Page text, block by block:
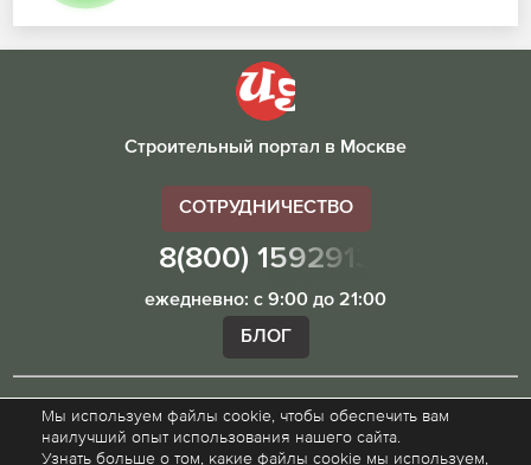
Строительный портал в Москве
СОТРУДНИЧЕСТВО
8(800) 1592913
ежедневно: с 9:00 до 21:00
БЛОГ
Внимание! Наш сайт ugibddmo.ru, носит исключительно
информационный характер и не является публичной
Мы используем файлы cookie, чтобы обеспечить вам
наилучший опыт использования нашего сайта.
Узнать больше о том, какие файлы cookie мы используем,